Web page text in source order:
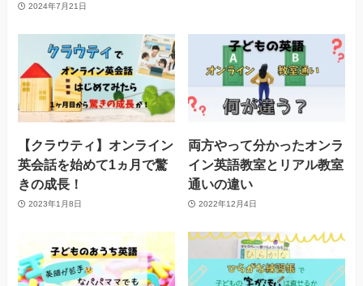
2024年7月21日
【クラウティ】オンライン
英会話を始めて1ヵ月で驚
きの成長！
2023年1月8日
両方やって分かったオンラ
イン英語教室とリアル教室
通いの違い
2022年12月4日